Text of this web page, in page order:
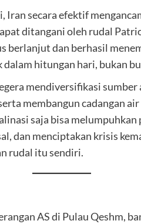
Iran secara efektif
ditangani oleh rudal
berlanjut dan berhasil
dalam hitungan hari, bukan
mendiversifikasi
membangun cadangan
saja bisa melumpuhkan
dan menciptakan krisis
rudal itu sendiri.
AS di Pulau Qeshm,